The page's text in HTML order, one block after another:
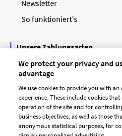
Newsletter
So funktioniert's
Unsere Zahlungsarten
We protect your privacy and
advantage
We use cookies to provide you with
experience. These include cookies
operation of the site and for
business objectives, as well as those
anonymous statistical purposes, for